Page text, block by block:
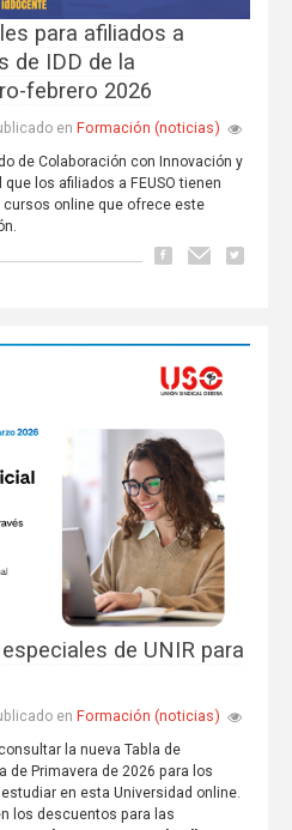
para afiliados a
de IDD de la
febrero 2026
en Formación (noticias)
de Colaboración con Innovación y
los afiliados a FEUSO tienen
online que ofrece este
de UNIR para
en Formación (noticias)
la nueva Tabla de
de Primavera de 2026 para los
en esta Universidad online.
los descuentos para las